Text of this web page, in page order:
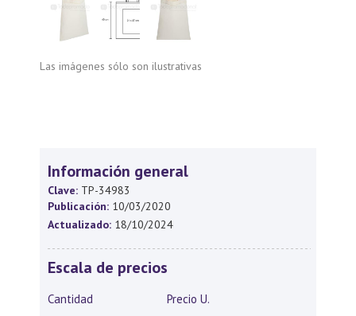
Las imágenes sólo son ilustrativas
Información general
Clave: TP-34983
Publicación: 10/03/2020
Actualizado: 18/10/2024
Escala de precios
Cantidad Precio U.